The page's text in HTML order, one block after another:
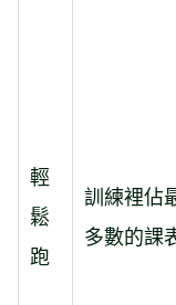
輕
鬆
跑
訓練裡佔
多數的課